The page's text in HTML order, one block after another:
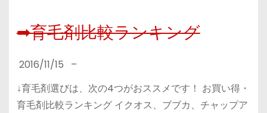
➡育毛剤比較ランキング
2016/11/15
–
↓育毛剤選びは、次の4つがおススメです！ お買い得・
育毛剤比較ランキング イクオス、ブブカ、チャップア